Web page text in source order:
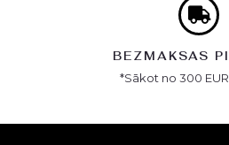
BEZMAKSAS
*Sākot no 300